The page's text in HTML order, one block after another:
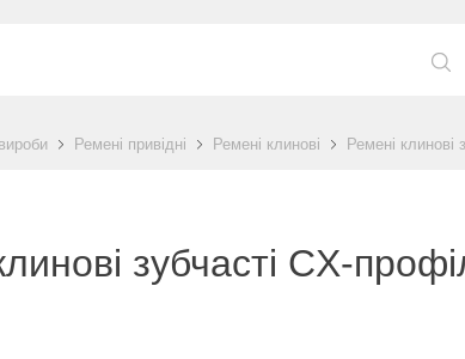
Ремені привідні Ремені клинові Ремені клинові
зубчасті CX-